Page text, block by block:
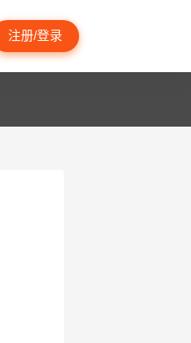
注册/登录